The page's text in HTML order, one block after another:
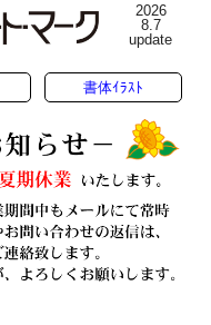
2026
8.7
update
書体ｲﾗｽﾄ